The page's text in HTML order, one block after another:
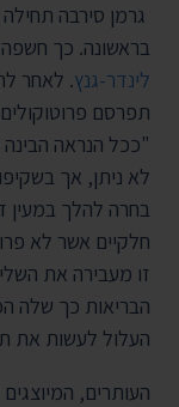
גרמן סירבה תחילה
בראשונה. כך חשפה
לינדר-גנץ. לאחר
תפרסם
"ככל הנראה
לא ניתן, אך
בחרה להלך במעין
חלקיים אשר לא
זו מעבירה את
הבריאות כך שלה
העלול לעשות את
העותרים, המיוצגים